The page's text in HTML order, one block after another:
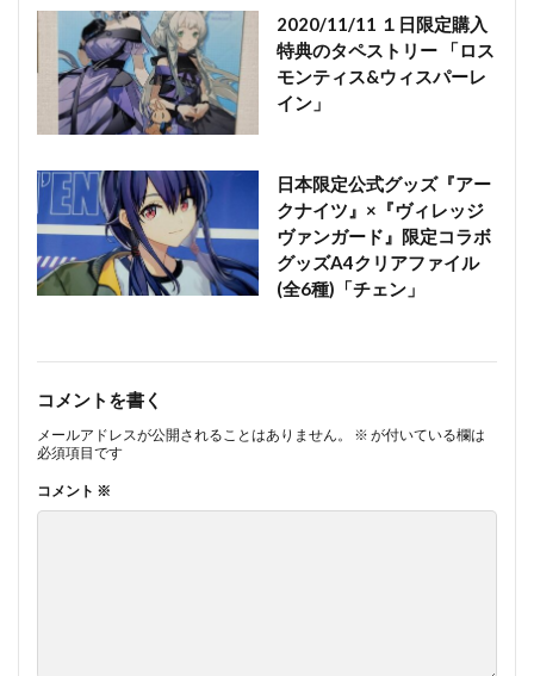
2020/11/11 １日限定購入
特典のタペストリー 「ロス
モンティス&ウィスパーレ
イン」
日本限定公式グッズ『アー
クナイツ』×『ヴィレッジ
ヴァンガード』限定コラボ
グッズA4クリアファイル
(全6種)「チェン」
コメントを書く
メールアドレスが公開されることはありません。 ※ が付いている欄は
必須項目です
コメント ※